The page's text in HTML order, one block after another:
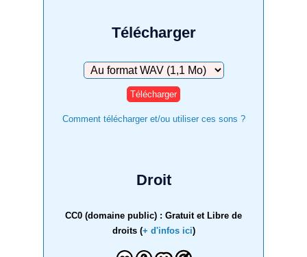
Télécharger
Télécharger
Comment télécharger et/ou utiliser ces sons ?
Droit
CC0 (domaine public) : Gratuit et Libre de
droits (+ d'infos ici)